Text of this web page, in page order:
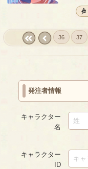
36 37
発注者情報
キャラクター
名
キャラクター
ID